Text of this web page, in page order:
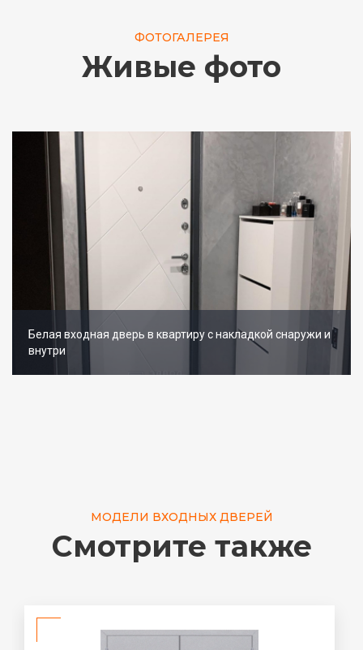
ФОТОГАЛЕРЕЯ
Живые фото
Белая входная дверь в квартиру с накладкой снаружи и
внутри
МОДЕЛИ ВХОДНЫХ ДВЕРЕЙ
Смотрите также